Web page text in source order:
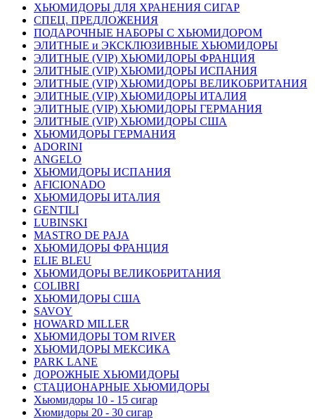
ХЬЮМИДОРЫ ДЛЯ ХРАНЕНИЯ СИГАР
СПЕЦ. ПРЕДЛОЖЕНИЯ
ПОДАРОЧНЫЕ НАБОРЫ С ХЬЮМИДОРОМ
ЭЛИТНЫЕ и ЭКСКЛЮЗИВНЫЕ ХЬЮМИДОРЫ
ЭЛИТНЫЕ (VIP) ХЬЮМИДОРЫ ФРАНЦИЯ
ЭЛИТНЫЕ (VIP) ХЬЮМИДОРЫ ИСПАНИЯ
ЭЛИТНЫЕ (VIP) ХЬЮМИДОРЫ ВЕЛИКОБРИТАНИЯ
ЭЛИТНЫЕ (VIP) ХЬЮМИДОРЫ ИТАЛИЯ
ЭЛИТНЫЕ (VIP) ХЬЮМИДОРЫ ГЕРМАНИЯ
ЭЛИТНЫЕ (VIP) ХЬЮМИДОРЫ США
ХЬЮМИДОРЫ ГЕРМАНИЯ
ADORINI
ANGELO
ХЬЮМИДОРЫ ИСПАНИЯ
AFICIONADO
ХЬЮМИДОРЫ ИТАЛИЯ
GENTILI
LUBINSKI
MASTRO DE PAJA
ХЬЮМИДОРЫ ФРАНЦИЯ
ELIE BLEU
ХЬЮМИДОРЫ ВЕЛИКОБРИТАНИЯ
COLIBRI
ХЬЮМИДОРЫ США
SAVOY
HOWARD MILLER
ХЬЮМИДОРЫ TOM RIVER
ХЬЮМИДОРЫ МЕКСИКА
PARK LANE
ДОРОЖНЫЕ ХЬЮМИДОРЫ
СТАЦИОНАРНЫЕ ХЬЮМИДОРЫ
Хьюмидоры 10 - 15 сигар
Хюмидоры 20 - 30 сигар